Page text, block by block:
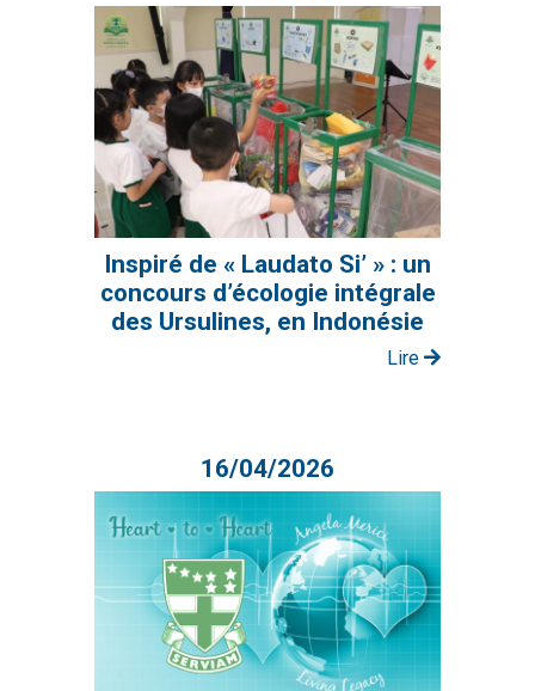
Inspiré de « Laudato Si’ » : un
concours d’écologie intégrale
des Ursulines, en Indonésie
Lire
16/04/2026